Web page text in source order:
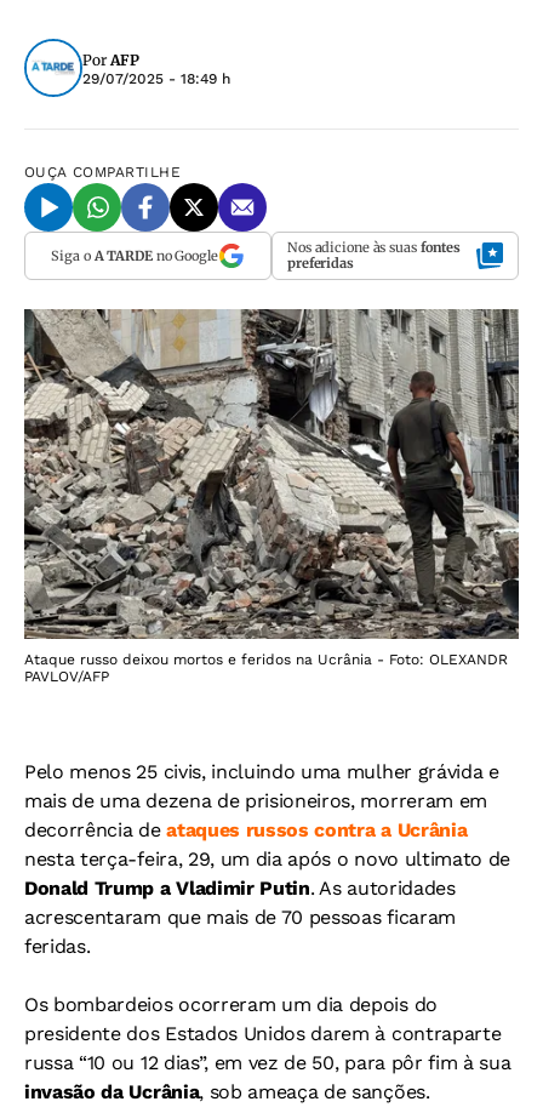
PorAFP
29/07/2025 - 18:49 h
OUÇA COMPARTILHE
Siga o A TARDEno Google Nos adicione às suas fontes
preferidas
Ataque russo deixou mortos e feridos na Ucrânia - Foto: OLEXANDR
PAVLOV/AFP
Pelo menos 25 civis, incluindo uma mulher grávida e
mais de uma dezena de prisioneiros, morreram em
decorrência de ataques russos contra a Ucrânia
nesta terça-feira, 29, um dia após o novo ultimato de
Donald Trump a Vladimir Putin.As autoridades
acrescentaram que mais de 70 pessoas ficaram
feridas.
Os bombardeios ocorreram um dia depois do
presidente dos Estados Unidos darem à contraparte
russa “10 ou 12 dias”, em vez de 50, para pôr fim à sua
invasão da Ucrânia, sob ameaça de sanções.